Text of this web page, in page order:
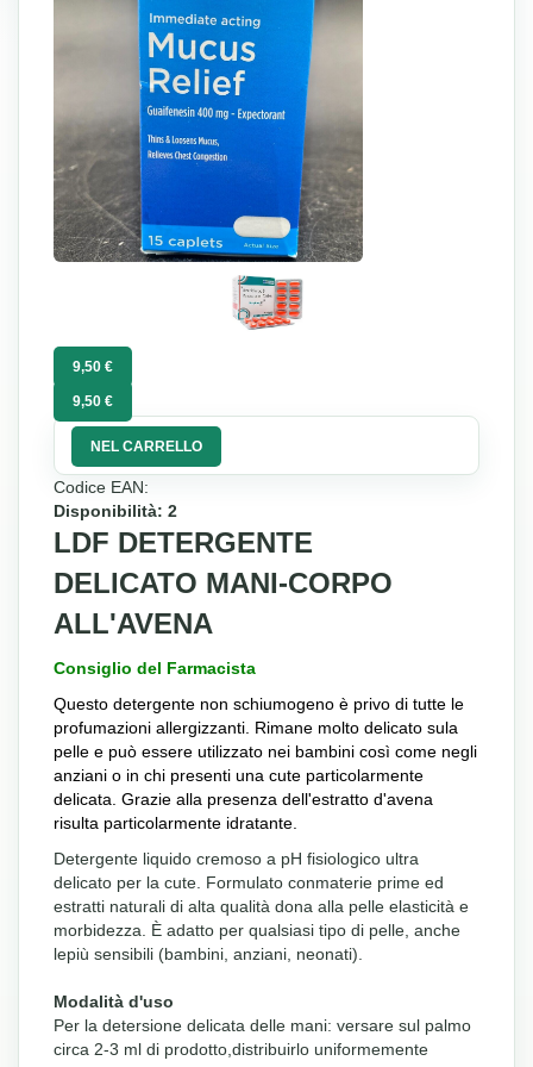
9,50 €
9,50 €
NEL CARRELLO
Codice EAN:
Disponibilità: 2
LDF DETERGENTE
DELICATO MANI-CORPO
ALL'AVENA
Consiglio del Farmacista
Questo detergente non schiumogeno è privo di tutte le
profumazioni allergizzanti. Rimane molto delicato sula
pelle e può essere utilizzato nei bambini così come negli
anziani o in chi presenti una cute particolarmente
delicata. Grazie alla presenza dell'estratto d'avena
risulta particolarmente idratante.
Detergente liquido cremoso a pH fisiologico ultra
delicato per la cute. Formulato conmaterie prime ed
estratti naturali di alta qualità dona alla pelle elasticità e
morbidezza. È adatto per qualsiasi tipo di pelle, anche
lepiù sensibili (bambini, anziani, neonati).
Modalità d'uso
Per la detersione delicata delle mani: versare sul palmo
circa 2-3 ml di prodotto,distribuirlo uniformemente